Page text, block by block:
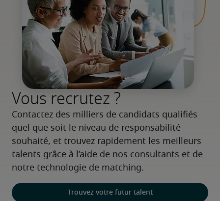
Vous recrutez ?
Contactez des milliers de candidats qualifiés
quel que soit le niveau de responsabilité
souhaité, et trouvez rapidement les meilleurs
talents grâce à l’aide de nos consultants et de
notre technologie de matching.
Trouvez votre futur talent